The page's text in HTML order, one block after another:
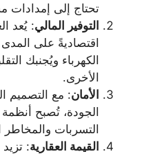
تحتاج إلى إمدادات
التوفير المالي: يُعد
اقتصاديةً على
الكهرباء ويُجنبك
الأخرى.
الأمان: مع التصميم
الجودة، تُصبح أنظمة
التسربات والمخاطر
القيمة العقارية: تزيد